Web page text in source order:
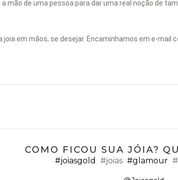
mão de uma pessoa para dar uma real noção de
joia em mãos, se desejar. Encaminhamos em e-
COMO FICOU SUA JÓIA?
#joiasgold #joias #glamour